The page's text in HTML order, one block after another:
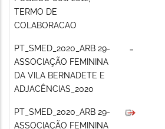
TERMO DE
COLABORACAO
PT_SMED_2020_ARB 29-
ASSOCIAÇÃO FEMININA
DA VILA BERNADETE E
ADJACÊNCIAS_2020
PT_SMED_2020_ARB 29-
ASSOCIAÇÃO FEMININA